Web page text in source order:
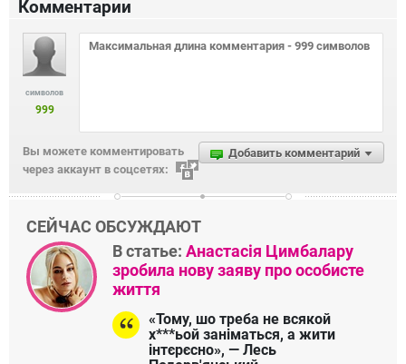
Комментарии
символов
999
Добавить комментарий
Вы можете комментировать
через аккаунт в соцсетях:
СЕЙЧАС ОБСУЖДАЮТ
В статье: Анастасія Цимбалару
зробила нову заяву про особисте
життя
«Тому, шо треба не всякой
х***ьой заніматься, а жити
інтєрєсно», — Лесь